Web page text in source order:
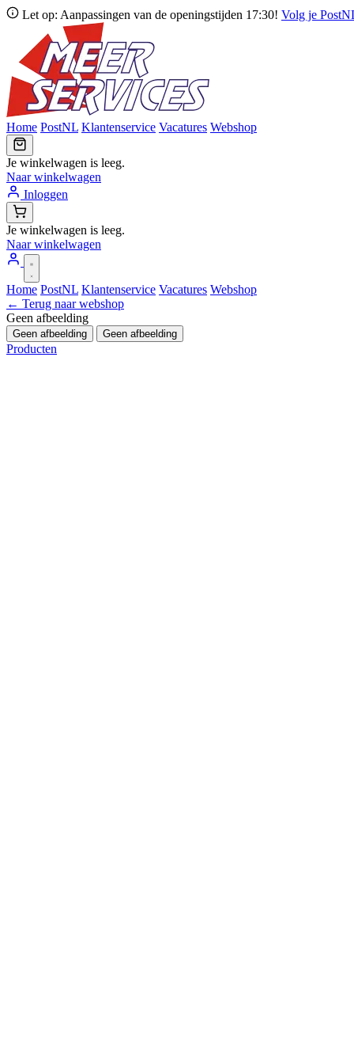
Let op: Aanpassingen van de openingstijden 17:30! Volg je
Home PostNL Klantenservice Vacatures Webshop
Je winkelwagen is leeg.
Naar winkelwagen
Inloggen
Je winkelwagen is leeg.
Naar winkelwagen
Home PostNL Klantenservice Vacatures Webshop
← Terug naar webshop
Geen afbeelding
Geen afbeelding Geen afbeelding
Producten